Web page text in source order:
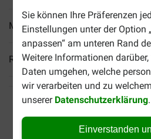
Sie können Ihre Präferenzen
Einstellungen unter der Option
anpassen“ am unteren Rand
Weitere Informationen
Daten umgehen, welche
wir verarbeiten und zu
unserer Datenschutzerklärung.
Einverstanden
Mehr Produktinfos
Reviews